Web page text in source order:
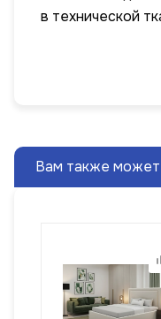
в технической
Вам также может